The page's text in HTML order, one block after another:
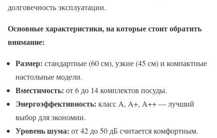
долговечность эксплуатации.
Основные характеристики, на которые стоит обратить
внимание:
Размер: стандартные (60 см), узкие (45 см) и компактные
настольные модели.
Вместимость: от 6 до 14 комплектов посуды.
Энергоэффективность: класс A, A+, A++ — лучший
выбор для экономии.
Уровень шума: от 42 до 50 дБ считается комфортным.